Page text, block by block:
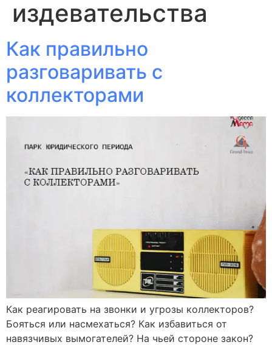
издевательства
Как правильно
разговаривать с
коллекторами
Как реагировать на звонки и угрозы коллекторов?
Бояться или насмехаться? Как избавиться от
навязчивых вымогателей? На чьей стороне закон?